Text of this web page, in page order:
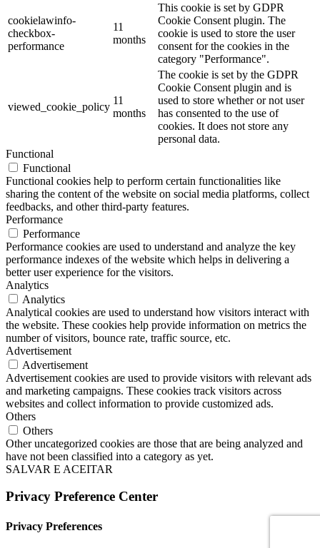
cookielawinfo-
checkbox-
performance
11
months
This cookie is set by GDPR
Cookie Consent plugin. The
cookie is used to store the user
consent for the cookies in the
category "Performance".
viewed_cookie_policy
11
months
The cookie is set by the GDPR
Cookie Consent plugin and is
used to store whether or not user
has consented to the use of
cookies. It does not store any
personal data.
Functional
Functional
Functional cookies help to perform certain functionalities like
sharing the content of the website on social media platforms, collect
feedbacks, and other third-party features.
Performance
Performance
Performance cookies are used to understand and analyze the key
performance indexes of the website which helps in delivering a
better user experience for the visitors.
Analytics
Analytics
Analytical cookies are used to understand how visitors interact with
the website. These cookies help provide information on metrics the
number of visitors, bounce rate, traffic source, etc.
Advertisement
Advertisement
Advertisement cookies are used to provide visitors with relevant ads
and marketing campaigns. These cookies track visitors across
websites and collect information to provide customized ads.
Others
Others
Other uncategorized cookies are those that are being analyzed and
have not been classified into a category as yet.
SALVAR E ACEITAR
Privacy Preference Center
Privacy Preferences